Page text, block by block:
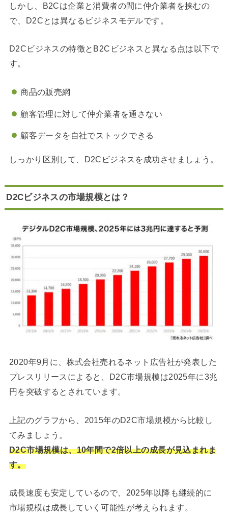
しかし、B2Cは企業と消費者の間に仲介業者を挟むの
で、D2Cとは異なるビジネスモデルです。
D2Cビジネスの特徴とB2Cビジネスと異なる点は以下で
す。
商品の販売網
顧客管理に対して仲介業者を通さない
顧客データを自社でストックできる
しっかり区別して、D2Cビジネスを成功させましょう。
D2Cビジネスの市場規模とは？
2020年9月に、株式会社売れるネット広告社が発表した
プレスリリースによると、D2C市場規模は2025年に3兆
円を突破するとされています。
上記のグラフから、2015年のD2C市場規模から比較し
てみましょう。
D2C市場規模は、10年間で2倍以上の成長が見込まれま
す。
成長速度も安定しているので、2025年以降も継続的に
市場規模は成長していく可能性が考えられます。